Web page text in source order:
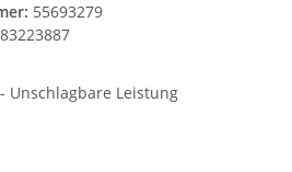
55693279
Unschlagbare Leistung